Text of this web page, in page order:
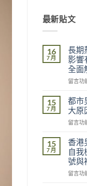
最新貼文
16
7 月
長期
影響
全面
在
期
熬
夜
對
性
功
能
的
影
留言功
15
7 月
都市
大原
在
市
男
性
精
力
留言功
15
7 月
香港
自我
號與
在
留言功